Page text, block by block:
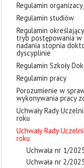
Regulamin
Regulamin studiów
Regulamin
tryb postępowania w
nadania stopnia
dyscyplinie
Regulamin Szkoły
Regulamin pracy
Porozumienie w
wykonywania pracy
Uchwały Rady
roku
Uchwały Rady
roku
Uchwała nr 1/
Uchwała nr 2/